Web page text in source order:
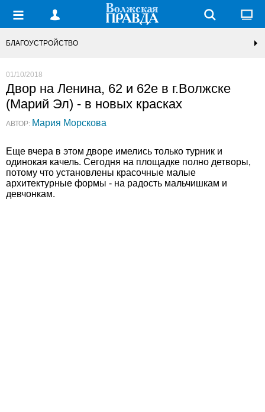
БЛАГОУСТРОЙСТВО
01/10/2018
Двор на Ленина, 62 и 62е в г.Волжске
(Марий Эл) - в новых красках
АВТОР: Мария Морскова
Еще вчера в этом дворе имелись только турник и
одинокая качель. Сегодня на площадке полно детворы,
потому что установлены красочные малые
архитектурные формы - на радость мальчишкам и
девчонкам.